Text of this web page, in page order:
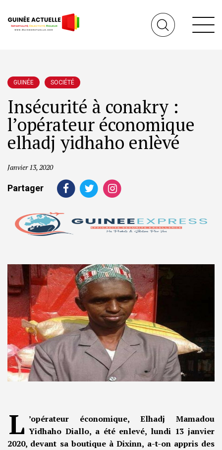
GUINÉE SOCIÉTÉ
Insécurité à conakry :
l’opérateur économique
elhadj yidhaho enlèvé
Janvier 13, 2020
Partager
L ’opérateur économique, Elhadj Mamadou
Yidhaho Diallo, a été enlevé, lundi 13 janvier
2020, devant sa boutique à Dixinn, a-t-on appris des